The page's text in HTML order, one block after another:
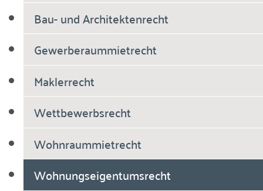
Bau- und Architektenrecht
Gewerberaummietrecht
Maklerrecht
Wettbewerbsrecht
Wohnraummietrecht
Wohnungseigentumsrecht